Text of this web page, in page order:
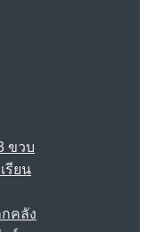
ขวบ
รียน
คลัง